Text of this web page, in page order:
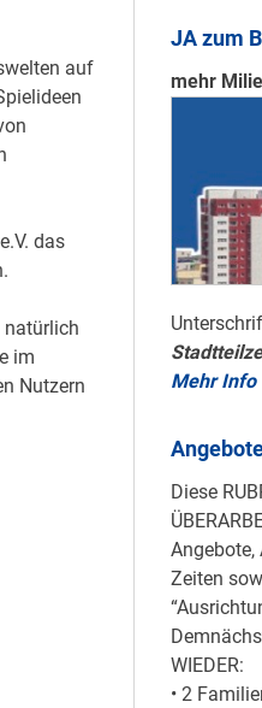
auf
das
natürlich
im
Nutzern
JA zum
mehr
Mehr Info
Diese
Angebote,
Zeiten
WIEDER:
• 2